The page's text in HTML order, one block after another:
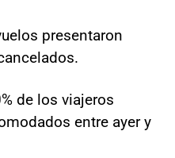
presentaron
de los viajeros
entre ayer y